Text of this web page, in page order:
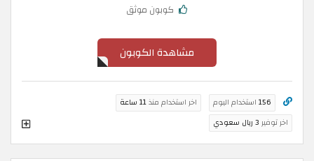
كوبون موثق
مشاهدة الكوبون
156 استخدام اليوم اخر استخدام منذ11 ساعة
اخر توفير 3 ريال سعودي